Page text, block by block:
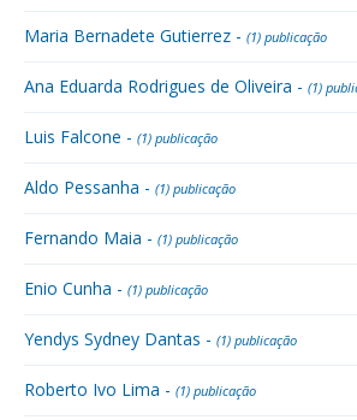
Maria Bernadete Gutierrez - (1) publicação
Ana Eduarda Rodrigues de Oliveira - (1)
Luis Falcone - (1) publicação
Aldo Pessanha - (1) publicação
Fernando Maia - (1) publicação
Enio Cunha - (1) publicação
Yendys Sydney Dantas - (1) publicação
Roberto Ivo Lima - (1) publicação